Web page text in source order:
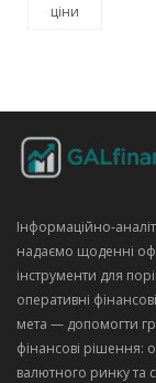
ціни
надаємо щоденні
інструменти для
оперативні
мета — допомогти
фінансові рішення:
валютного ринку та